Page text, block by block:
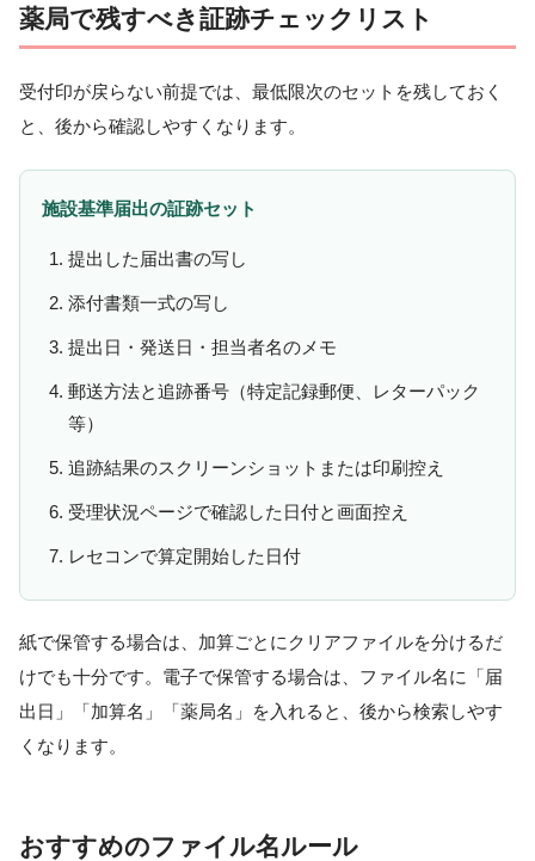
薬局で残すべき証跡チェックリスト
受付印が戻らない前提では、最低限次のセットを残しておく
と、後から確認しやすくなります。
施設基準届出の証跡セット
提出した届出書の写し
添付書類一式の写し
提出日・発送日・担当者名のメモ
郵送方法と追跡番号（特定記録郵便、レターパック
等）
追跡結果のスクリーンショットまたは印刷控え
受理状況ページで確認した日付と画面控え
レセコンで算定開始した日付
紙で保管する場合は、加算ごとにクリアファイルを分けるだ
けでも十分です。電子で保管する場合は、ファイル名に「届
出日」「加算名」「薬局名」を入れると、後から検索しやす
くなります。
おすすめのファイル名ルール